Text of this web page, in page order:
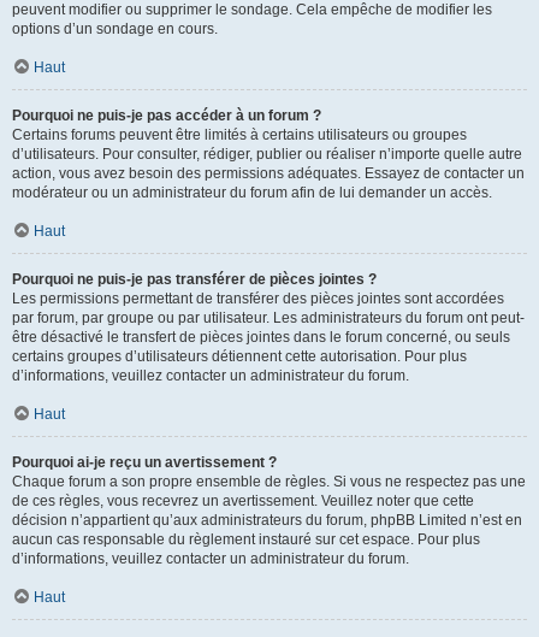
peuvent modifier ou supprimer le sondage. Cela empêche de modifier les
options d’un sondage en cours.
Haut
Pourquoi ne puis-je pas accéder à un forum ?
Certains forums peuvent être limités à certains utilisateurs ou groupes
d’utilisateurs. Pour consulter, rédiger, publier ou réaliser n’importe quelle autre
action, vous avez besoin des permissions adéquates. Essayez de contacter un
modérateur ou un administrateur du forum afin de lui demander un accès.
Haut
Pourquoi ne puis-je pas transférer de pièces jointes ?
Les permissions permettant de transférer des pièces jointes sont accordées
par forum, par groupe ou par utilisateur. Les administrateurs du forum ont peut-
être désactivé le transfert de pièces jointes dans le forum concerné, ou seuls
certains groupes d’utilisateurs détiennent cette autorisation. Pour plus
d’informations, veuillez contacter un administrateur du forum.
Haut
Pourquoi ai-je reçu un avertissement ?
Chaque forum a son propre ensemble de règles. Si vous ne respectez pas une
de ces règles, vous recevrez un avertissement. Veuillez noter que cette
décision n’appartient qu’aux administrateurs du forum, phpBB Limited n’est en
aucun cas responsable du règlement instauré sur cet espace. Pour plus
d’informations, veuillez contacter un administrateur du forum.
Haut